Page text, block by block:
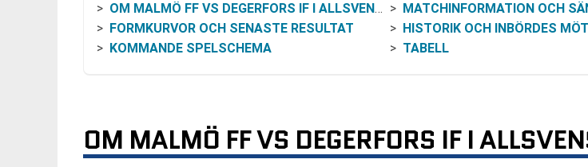
OM MALMÖ FF VS DEGERFORS IF I ALLSVENSKAN MATCHINFORMATION OCH
FORMKURVOR OCH SENASTE RESULTAT
HISTORIK OCH INBÖRDES
KOMMANDE SPELSCHEMA
TABELL
OM MALMÖ FF VS DEGERFORS IF I